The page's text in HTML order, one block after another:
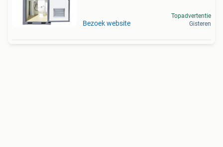
Bezoek website
Topadvertentie
Gisteren